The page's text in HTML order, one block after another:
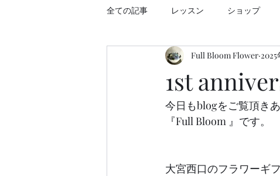
全ての記事 レッスン ショップ
1st
Full Bloom Flower 2025
今日もblogをご覧頂き
『Full Bloom 』です。
大宮西口のフラワーギ